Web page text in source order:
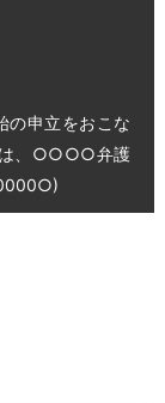
申立をおこな
は、○○○○弁護